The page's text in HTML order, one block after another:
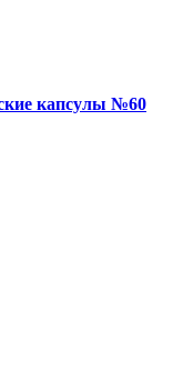
капсулы №60